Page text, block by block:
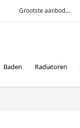
Grootste aanbod...
Baden Radiatoren